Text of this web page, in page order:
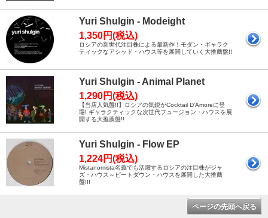
Yuri Shulgin - Modeight
1,350円(税込)
ロシアの新世代注目株による最新作！モダン・ギャラク
ティックなアシッド・ハウス等を展開していく大推薦盤!!
Yuri Shulgin - Animal Planet
1,290円(税込)
【当店人気盤!!】ロシアの気鋭がCocktail D'Amoreに登
場! ギャラクティックな次世代フュージョン・ハウスを展
開する大推薦盤!!
Yuri Shulgin - Flow EP
1,224円(税込)
Mistanomista名義でも活躍するロシアの注目株がジャ
ズ・ハウス～ビートダウン・ハウスを展開した大推薦
盤!!!
ページの先頭へ戻る